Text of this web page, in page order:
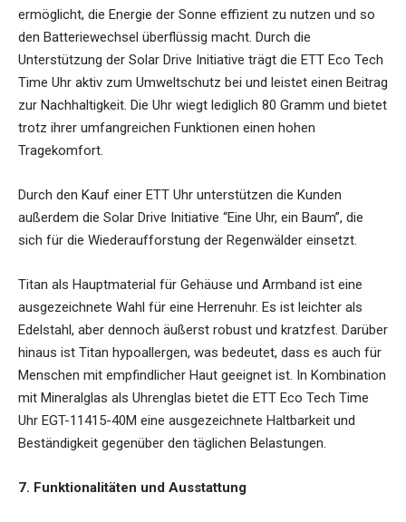
ermöglicht, die Energie der Sonne effizient zu nutzen und so
den Batteriewechsel überflüssig macht. Durch die
Unterstützung der Solar Drive Initiative trägt die ETT Eco Tech
Time Uhr aktiv zum Umweltschutz bei und leistet einen Beitrag
zur Nachhaltigkeit. Die Uhr wiegt lediglich 80 Gramm und bietet
trotz ihrer umfangreichen Funktionen einen hohen
Tragekomfort.
Durch den Kauf einer ETT Uhr unterstützen die Kunden
außerdem die Solar Drive Initiative “Eine Uhr, ein Baum”, die
sich für die Wiederaufforstung der Regenwälder einsetzt.
Titan als Hauptmaterial für Gehäuse und Armband ist eine
ausgezeichnete Wahl für eine Herrenuhr. Es ist leichter als
Edelstahl, aber dennoch äußerst robust und kratzfest. Darüber
hinaus ist Titan hypoallergen, was bedeutet, dass es auch für
Menschen mit empfindlicher Haut geeignet ist. In Kombination
mit Mineralglas als Uhrenglas bietet die ETT Eco Tech Time
Uhr EGT-11415-40M eine ausgezeichnete Haltbarkeit und
Beständigkeit gegenüber den täglichen Belastungen.
7. Funktionalitäten und Ausstattung